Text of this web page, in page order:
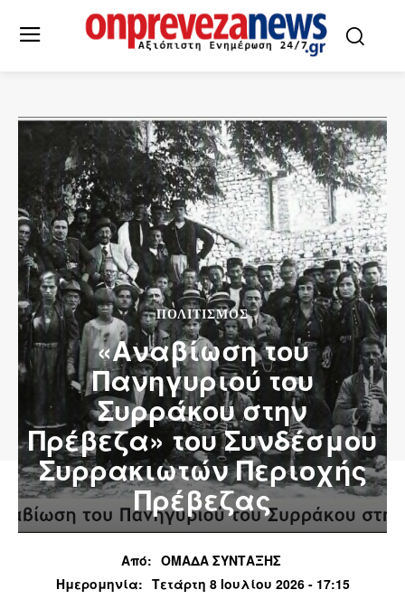
ΠΟΛΙΤΙΣΜΌΣ
«Αναβίωση του
Πανηγυριού του
Συρράκου στην
Πρέβεζα» του Συνδέσμου
Συρρακιωτών Περιοχής
Πρέβεζας
Από: ΟΜΑΔΑ ΣΥΝΤΑΞΗΣ
Ημερομηνία: Τετάρτη 8 Ιουλίου 2026 - 17:15